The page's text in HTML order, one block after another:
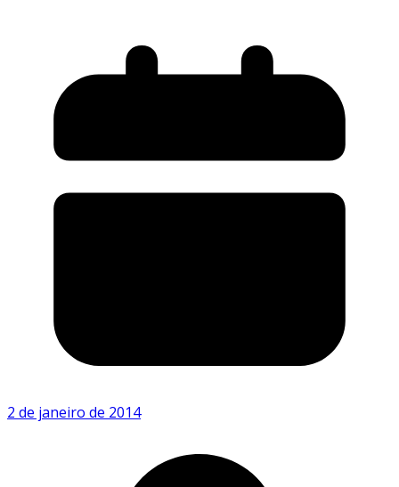
2 de janeiro de 2014